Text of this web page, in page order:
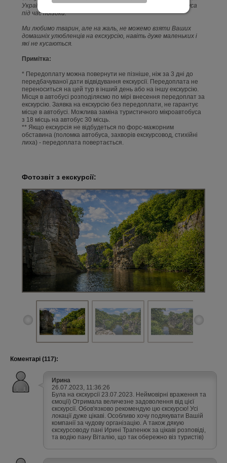
України ст. 178 КУпАП, можуть бути висаджені з автобуса
під час поїздки.
Ми любимо тварин, але на жаль, не можемо взяти Ваших
домашніх улюбленців на екскурсію, навіть дуже маленьких і
які не кусаються.
Примітка:
* Передоплату можна повернути не пізніше, ніж за 3 дні до
передбачуваної дати відвідування екскурсії. Передоплата не
переноситься на цей тур в інший день або на іншу екскурсію.
Місця в автобусі розподіляємо по мірі внесення передоплат за
екскурсію. Заявка на екскурсію без передоплати, не гарантує
місце в автобусі. Можлива заміна туристичного мікроавтобуса
з 18 місць на автобус 30 місць.
** Якщо екскурсія не відбудеться по форс-мажорним
обставина (поломка автобуса, захворів екскурсовод, стихійні
лиха) - передоплата повертається.
Фотозвіт з екскурсії:
Коментарі (117):
Ирина
26.07.2023, 11:36:26
Була на єкскурсії 23.07.2023. Неймовірні враження та
ємоції) Отримала величезне задоволення від цієї
єкскурсії. Обов'язково рекомендую цю єкскурсю! Усі
локації дуже цікаві. Особливо хочу подякувати Вашій
компанії за чудову організацію. А також дякую
єкскурсоводу пані Ирині Трапенюк за цікаві розповіді,
та водію пану Віталію, що так обережно віз туристів)